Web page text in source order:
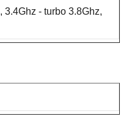
3.4Ghz - turbo 3.8Ghz,